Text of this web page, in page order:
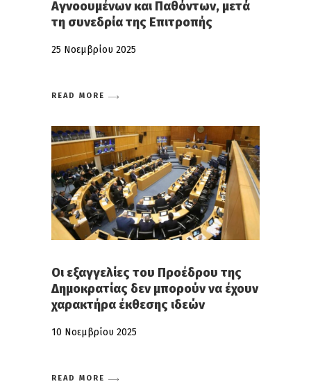
Αγνοουμένων και Παθόντων, μετά
τη συνεδρία της Επιτροπής
25 Νοεμβρίου 2025
READ MORE
Οι εξαγγελίες του Προέδρου της
Δημοκρατίας δεν μπορούν να έχουν
χαρακτήρα έκθεσης ιδεών
10 Νοεμβρίου 2025
READ MORE